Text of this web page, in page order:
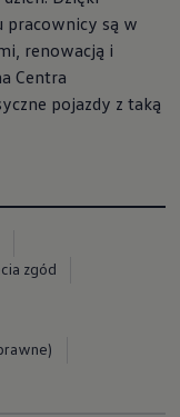
pracownicy są w
renowacją i
Centra
pojazdy z taką
zgód